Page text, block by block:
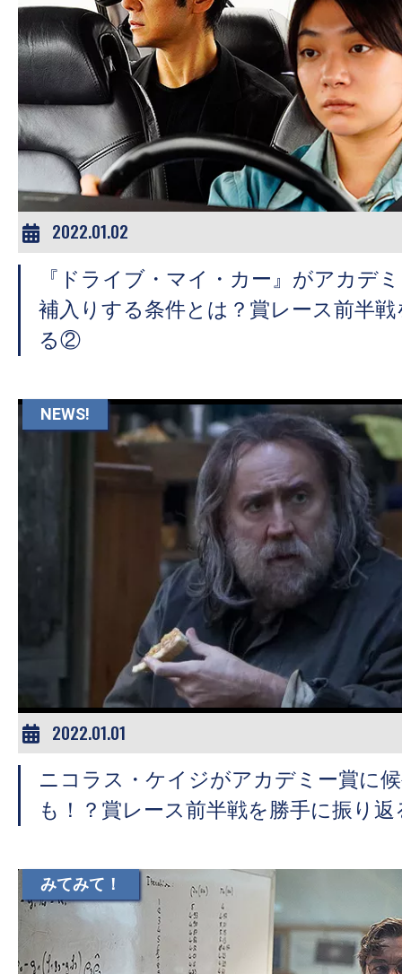
2022.01.02
『ドライブ・マイ・カー』がアカデ
補入りする条件とは？賞レース前半
る②
NEWS!
2022.01.01
ニコラス・ケイジがアカデミー賞に
も！？賞レース前半戦を勝手に振り
みてみて！